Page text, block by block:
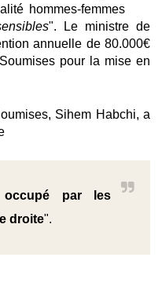
hommes-femmes
". Le ministre de
annuelle de 80.000€
pour la mise en
Sihem Habchi, a
occupé par les
droite".